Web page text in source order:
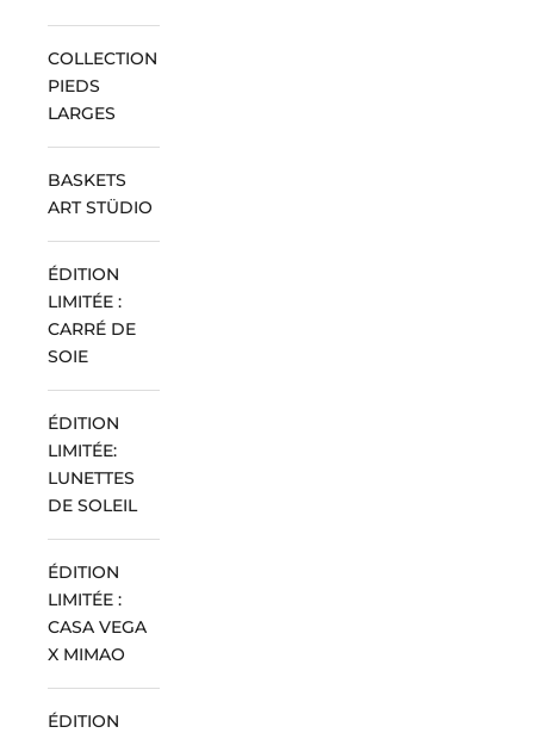
COLLECTION
PIEDS
LARGES
BASKETS
ART STÜDIO
ÉDITION
LIMITÉE :
CARRÉ DE
SOIE
ÉDITION
LIMITÉE:
LUNETTES
DE SOLEIL
ÉDITION
LIMITÉE :
CASA VEGA
X MIMAO
ÉDITION